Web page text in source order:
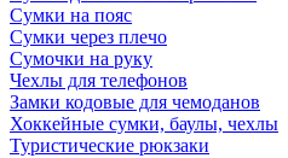
Сумки на пояс
Сумки через плечо
Сумочки на руку
Чехлы для телефонов
Замки кодовые для чемоданов
Хоккейные сумки, баулы, чехлы
Туристические рюкзаки